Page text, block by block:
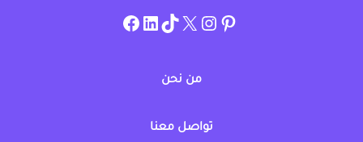
pinterest
allcouponat
twitter
TikTok
linkedin
facebook
من نحن
تواصل معنا